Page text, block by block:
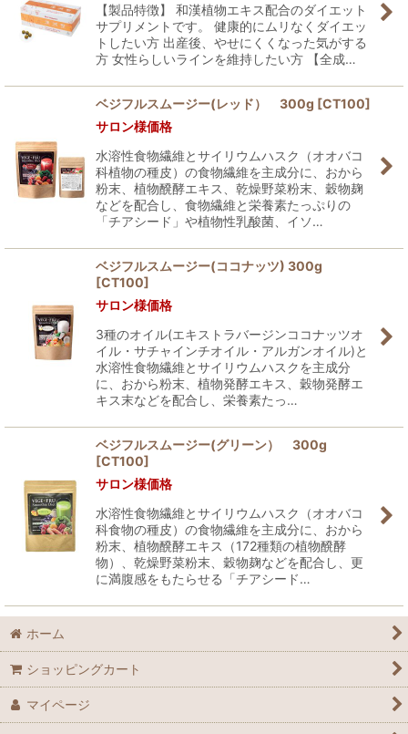
【製品特徴】 和漢植物エキス配合のダイエット
サプリメントです。 健康的にムリなくダイエッ
トしたい方 出産後、やせにくくなった気がする
方 女性らしいラインを維持したい方 【全成…
ベジフルスムージー(レッド） 300g [CT100]
サロン様価格
水溶性食物繊維とサイリウムハスク（オオバコ
科植物の種皮）の食物繊維を主成分に、おから
粉末、植物醗酵エキス、乾燥野菜粉末、穀物麹
などを配合し、食物繊維と栄養素たっぷりの
「チアシード」や植物性乳酸菌、イソ…
ベジフルスムージー(ココナッツ) 300g
[CT100]
サロン様価格
3種のオイル(エキストラバージンココナッツオ
イル・サチャインチオイル・アルガンオイル)と
水溶性食物繊維とサイリウムハスクを主成分
に、おから粉末、植物発酵エキス、穀物発酵エ
キス末などを配合し、栄養素たっ…
ベジフルスムージー(グリーン） 300g
[CT100]
サロン様価格
水溶性食物繊維とサイリウムハスク（オオバコ
科食物の種皮）の食物繊維を主成分に、おから
粉末、植物醗酵エキス（172種類の植物醗酵
物）、乾燥野菜粉末、穀物麹などを配合し、更
に満腹感をもたらせる「チアシード…
ホーム
ショッピングカート
マイページ